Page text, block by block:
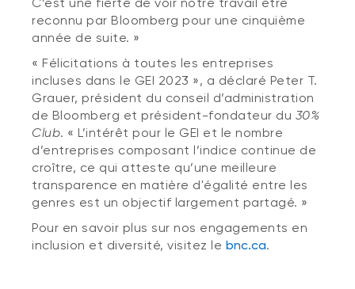
reconnu par Bloomberg pour une cinquième
année de suite. »
« Félicitations à toutes les entreprises
incluses dans le GEI 2023 », a déclaré Peter T.
Grauer, président du conseil d’administration
de Bloomberg et président-fondateur du 30%
Club. « L’intérêt pour le GEI et le nombre
d’entreprises composant l’indice continue de
croître, ce qui atteste qu’une meilleure
transparence en matière d'égalité entre les
genres est un objectif largement partagé. »
Pour en savoir plus sur nos engagements en
inclusion et diversité, visitez le bnc.ca.